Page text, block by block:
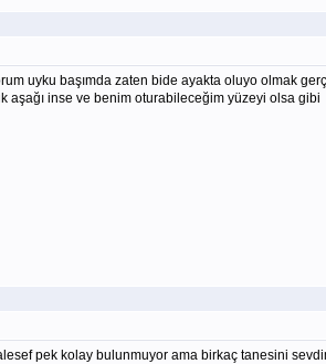
uyku başımda zaten bide ayakta oluyo olmak
aşağı inse ve benim oturabileceğim yüzeyi olsa gibi
pek kolay bulunmuyor ama birkaç tanesini